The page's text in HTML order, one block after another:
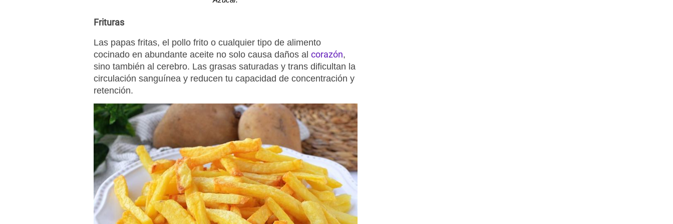
Frituras
Las papas fritas, el pollo frito o cualquier tipo de alimento
cocinado en abundante aceite no solo causa daños al corazón,
sino también al cerebro. Las grasas saturadas y trans dificultan la
circulación sanguínea y reducen tu capacidad de concentración y
retención.